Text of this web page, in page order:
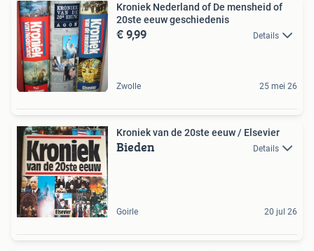
Kroniek Nederland of De mensheid of
20ste eeuw geschiedenis
€ 9,99 Details
Zwolle 25 mei 26
Kroniek van de 20ste eeuw / Elsevier
Bieden Details
Goirle 20 jul 26